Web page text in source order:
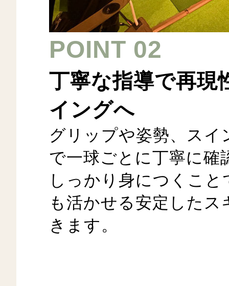
POINT 02
丁寧な指導で再現
イングへ
グリップや姿勢、スイ
で一球ごとに丁寧に確
しっかり身につくこと
も活かせる安定したス
きます。